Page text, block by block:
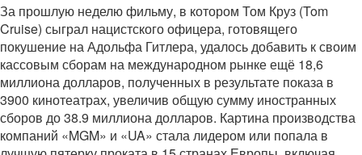
За прошлую неделю фильму, в котором Том Круз (Tom
Cruise) сыграл нацистского офицера, готовящего
покушение на Адольфа Гитлера, удалось добавить к своим
кассовым сборам на международном рынке ещё 18,6
миллиона долларов, полученных в результате показа в
3900 кинотеатрах, увеличив общую сумму иностранных
сборов до 38.9 миллиона долларов. Картина производства
компаний «MGM» и «UA» стала лидером или попала в